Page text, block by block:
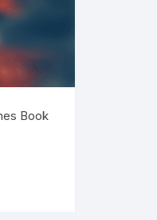
Book